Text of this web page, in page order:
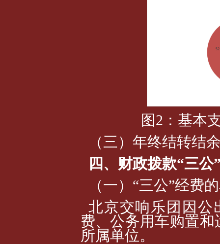
图2：基本
（三）年终结转结
四、财政拨款“三
（一）“三公”经费
北京交响乐团因公
费、公务用车购置
所属单位。